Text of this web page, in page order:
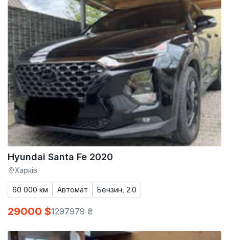
Hyundai Santa Fe 2020
Харків
60 000 км Автомат Бензин, 2.0
29000 $1297979 ₴